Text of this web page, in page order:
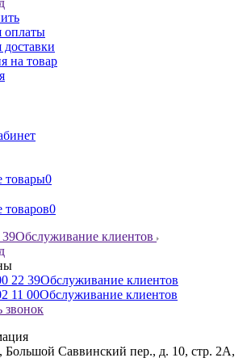
оплаты
доставки
на товар
товары0
товаров0
39Обслуживание клиентов
22 39Обслуживание клиентов
11 00Обслуживание клиентов
звонок
Большой Саввинский пер., д. 10, стр. 2А,